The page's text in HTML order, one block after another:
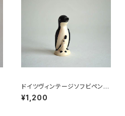
ドイツヴィンテージソフビペンギ
ンの親子
¥1,200